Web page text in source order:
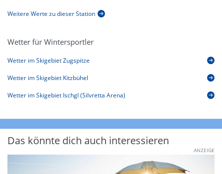
Weitere Werte zu dieser Station
Wetter für Wintersportler
Wetter im Skigebiet Zugspitze
Wetter im Skigebiet Kitzbühel
Wetter im Skigebiet Ischgl (Silvretta Arena)
Das könnte dich auch interessieren
ANZEIGE